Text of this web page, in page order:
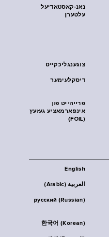
נאנ-קאסטאדיעל
עלטערן
צוגענגליכקייט
דיסקלעימער
פרייהייט פון
אינפארמאציע געזעץ
(FOIL)
English
العربية (Arabic)
русский (Russian)
한국어 (Korean)